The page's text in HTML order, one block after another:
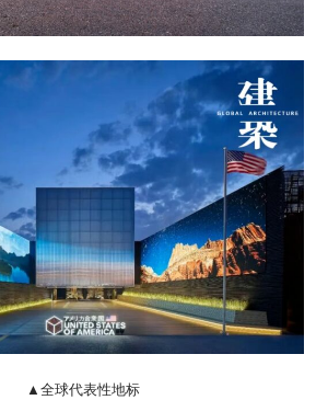
▲全球代表性地标